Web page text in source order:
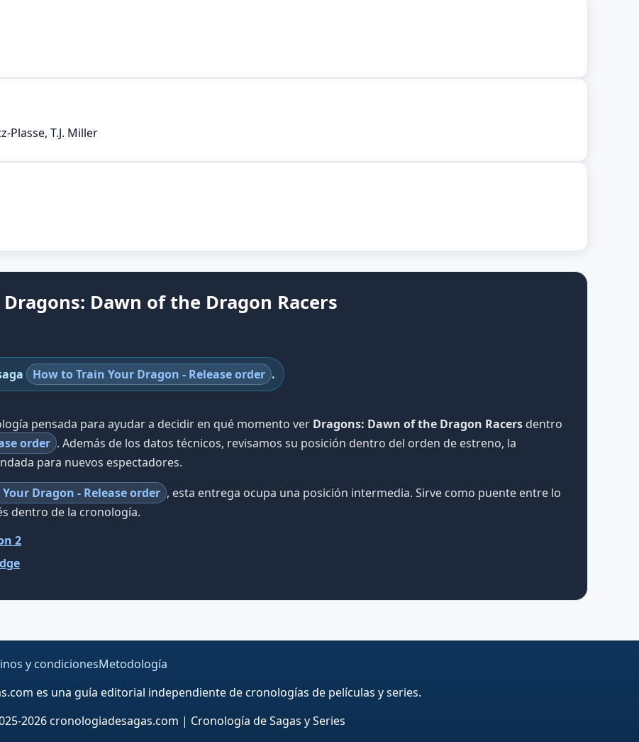
Plasse, T.J. Miller
Dawn of the Dragon Racers
How to Train Your Dragon - Release order .
pensada para ayudar a decidir en qué momento ver Dragons: Dawn of the Dragon Racers dentro
order . Además de los datos técnicos, revisamos su posición dentro del orden de estreno, la
para nuevos espectadores.
Dragon - Release order , esta entrega ocupa una posición intermedia. Sirve como puente entre lo
dentro de la cronología.
2
y condicionesMetodología
es una guía editorial independiente de cronologías de películas y series.
2026 cronologiadesagas.com | Cronología de Sagas y Series